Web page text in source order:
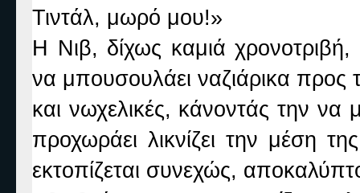
Τιντάλ, μωρό μου!»
Η Νιβ, δίχως καμιά χρονοτριβή,
να μπουσουλάει ναζιάρικα προς
και νωχελικές, κάνοντάς την
προχωράει λικνίζει την μέση
εκτοπίζεται συνεχώς,